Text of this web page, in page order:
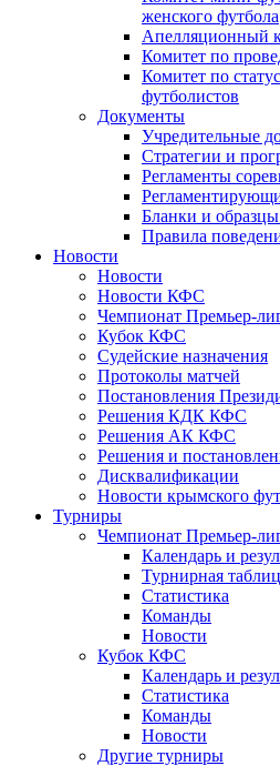
женского футбола
Апелляционный
Комитет по
Комитет по
футболистов
Документы
Учредительные
Стратегии и
Регламенты
Бланки и
Правила
Новости
Новости
Новости КФС
Чемпионат Премьер-
Кубок КФС
Судейские назначения
Протоколы матчей
Постановления
Решения КДК КФС
Решения АК КФС
Решения и
Дисквалификации
Новости крымского
Турниры
Чемпионат Премьер-
Календарь и
Турнирная
Статистика
Команды
Новости
Кубок КФС
Календарь и
Статистика
Команды
Новости
Другие турниры